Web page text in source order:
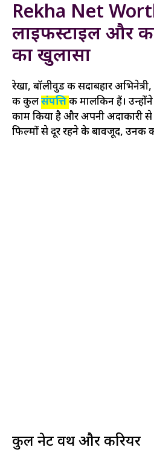
Rekha Net
लाइफस्टाइल और
का खुलासा
रेखा, बॉलीवुड की सदाबहार
की कुलसंपत्तिकी मालकिन हैं।
काम किया है और अपनी अदाकारी से
फिल्मों से दूर रहने के बावजूद, उनकी
कुल नेट वर्थ और करियर